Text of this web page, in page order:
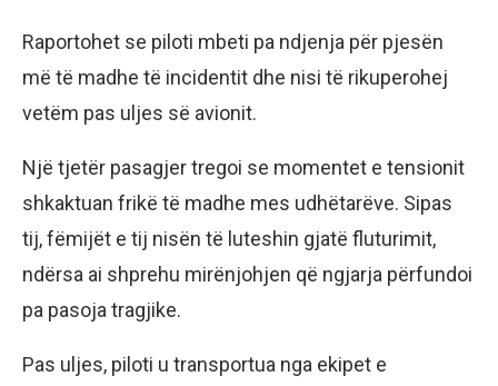
Raportohet se piloti mbeti pa ndjenja për pjesën
më të madhe të incidentit dhe nisi të rikuperohej
vetëm pas uljes së avionit.
Një tjetër pasagjer tregoi se momentet e tensionit
shkaktuan frikë të madhe mes udhëtarëve. Sipas
tij, fëmijët e tij nisën të luteshin gjatë fluturimit,
ndërsa ai shprehu mirënjohjen që ngjarja përfundoi
pa pasoja tragjike.
Pas uljes, piloti u transportua nga ekipet e